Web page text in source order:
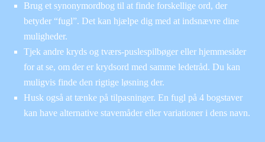
Brug et synonymordbog til at finde forskellige ord, der
betyder “fugl”. Det kan hjælpe dig med at indsnævre dine
muligheder.
Tjek andre kryds og tværs-puslespilbøger eller hjemmesider
for at se, om der er krydsord med samme ledetråd. Du kan
muligvis finde den rigtige løsning der.
Husk også at tænke på tilpasninger. En fugl på 4 bogstaver
kan have alternative stavemåder eller variationer i dens navn.